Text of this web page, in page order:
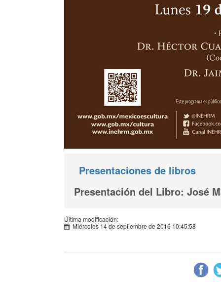
Presentaciones de libros
Presentación del Libro: José
Última modificación:
Miércoles 14 de septiembre de 2016 10:45:58